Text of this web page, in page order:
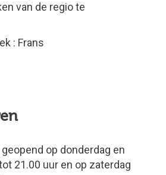
van de regio te
: Frans
op donderdag en
21.00 uur en op zaterdag